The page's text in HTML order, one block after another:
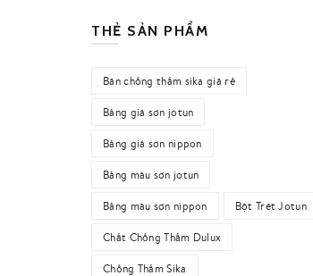
THẺ SẢN PHẨM
Bán chống thấm sika giá rẻ
Bảng giá sơn jotun
Bảng giá sơn nippon
Bảng màu sơn jotun
Bảng màu sơn nippon Bột Trét Jotun
Chất Chống Thấm Dulux
Chống Thấm Sika